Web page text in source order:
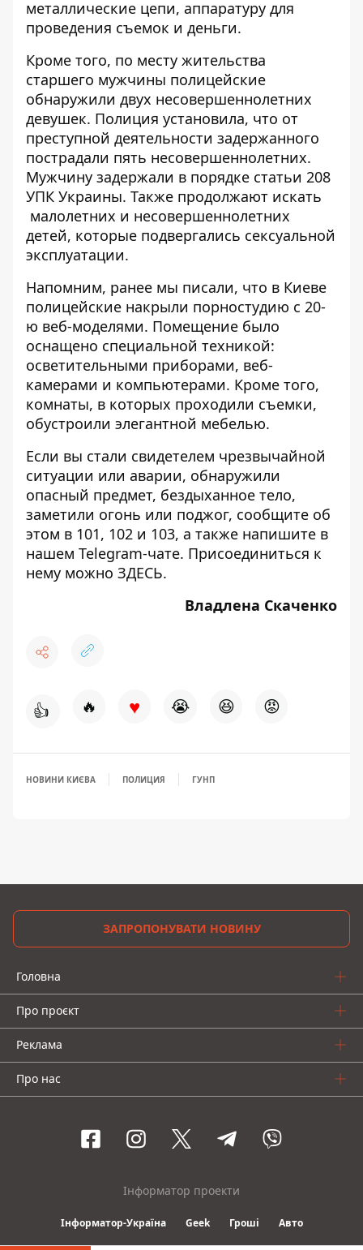
металлические цепи, аппаратуру для
проведения съемок и деньги.
Кроме того, по месту жительства
старшего мужчины полицейские
обнаружили двух несовершеннолетних
девушек. Полиция установила, что от
преступной деятельности задержанного
пострадали пять несовершеннолетних.
Мужчину задержали в порядке статьи 208
УПК Украины. Также продолжают искать
малолетних и несовершеннолетних
детей, которые подвергались сексуальной
эксплуатации.
Напомним, ранее мы писали, что в Киеве
полицейские накрыли порностудию с 20-
ю веб-моделями. Помещение было
оснащено специальной техникой:
осветительными приборами, веб-
камерами и компьютерами. Кроме того,
комнаты, в которых проходили съемки,
обустроили элегантной мебелью.
Если вы стали свидетелем чрезвычайной
ситуации или аварии, обнаружили
опасный предмет, бездыханное тело,
заметили огонь или поджог, сообщите об
этом в 101, 102 и 103, а также напишите в
нашем Telegram-чате. Присоединиться к
нему можно ЗДЕСЬ.
Владлена Скаченко
👍 🔥 ♥ 😭 😆 😡
НОВИНИ КИЄВА ПОЛИЦИЯ ГУНП
ЗАПРОПОНУВАТИ НОВИНУ
Головна
Про проєкт
Реклама
Про нас
Інформатор проекти
Інформатор-Україна Geek Гроші Авто